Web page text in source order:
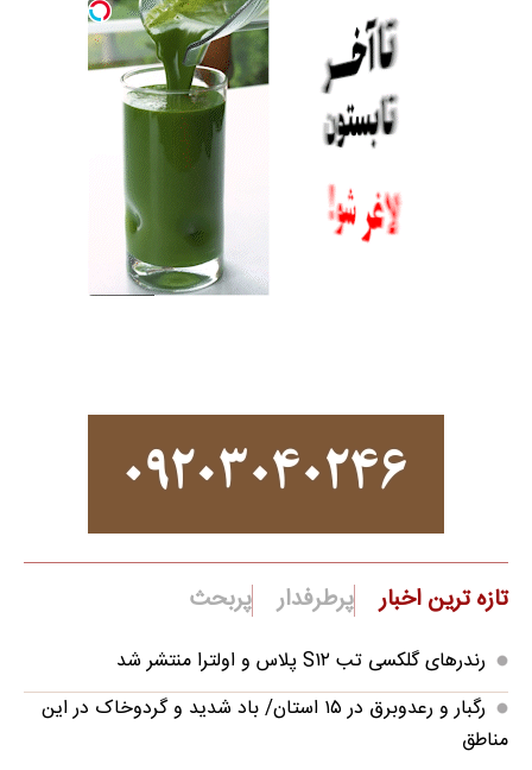
تازه ترین اخبار پرطرفدار پربحث
رندرهای گلکسی تب S۱۲ پلاس و اولترا منتشر شد
رگبار و رعدوبرق در ۱۵ استان/ باد شدید و گردوخاک در این
مناطق